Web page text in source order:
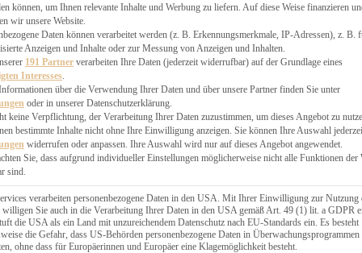
CHUTNEYS
Suche
können, um Ihnen relevante Inhalte und Werbung zu liefern. Auf diese Weise finanzieren
wir unsere Website.
Daten können verarbeitet werden (z. B. Erkennungsmerkmale, IP-Adressen), z. B.
Anzeigen und Inhalte oder zur Messung von Anzeigen und Inhalten.
191 Partner verarbeiten Ihre Daten (jederzeit widerrufbar) auf der Grundlage eines
Interesses
über die Verwendung Ihrer Daten und über unsere Partner finden Sie unter
oder in unserer Datenschutzerklärung.
keine Verpflichtung, der Verarbeitung Ihrer Daten zuzustimmen, um dieses Angebot zu
bestimmte Inhalte nicht ohne Ihre Einwilligung anzeigen. Sie können Ihre Auswahl
widerrufen oder anpassen. Ihre Auswahl wird nur auf dieses Angebot angewendet.
Sie, dass aufgrund individueller Einstellungen möglicherweise nicht alle Funktionen der
sind.
verarbeiten personenbezogene Daten in den USA. Mit Ihrer Einwilligung zur Nutzung
willigen Sie auch in die Verarbeitung Ihrer Daten in den USA gemäß Art. 49 (1) lit. a GDPR
die USA als ein Land mit unzureichendem Datenschutz nach EU-Standards ein. Es besteht
die Gefahr, dass US-Behörden personenbezogene Daten in Überwachungsprogrammen
ohne dass für Europäerinnen und Europäer eine Klagemöglichkeit besteht.